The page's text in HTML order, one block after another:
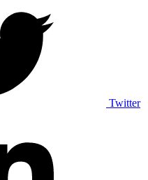
Twitter